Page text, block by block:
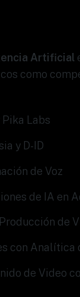
Artificial
como
Pika Labs
y D-ID
de Voz
de IA en
de
con Analítica
de Video